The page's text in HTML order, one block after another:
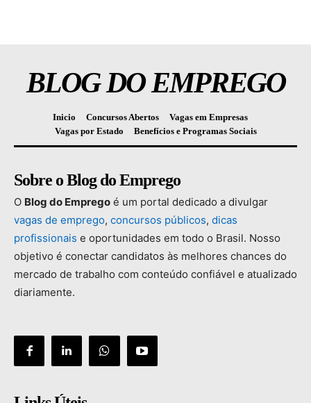
BLOG DO EMPREGO
Inicio Concursos Abertos
Vagas em Empresas
Vagas por Estado
Benefícios e Programas Sociais
Sobre o Blog do Emprego
O Blog do Emprego é um portal dedicado a divulgar
vagas de emprego, concursos públicos, dicas
profissionais e oportunidades em todo o Brasil. Nosso
objetivo é conectar candidatos às melhores chances do
mercado de trabalho com conteúdo confiável e atualizado
diariamente.